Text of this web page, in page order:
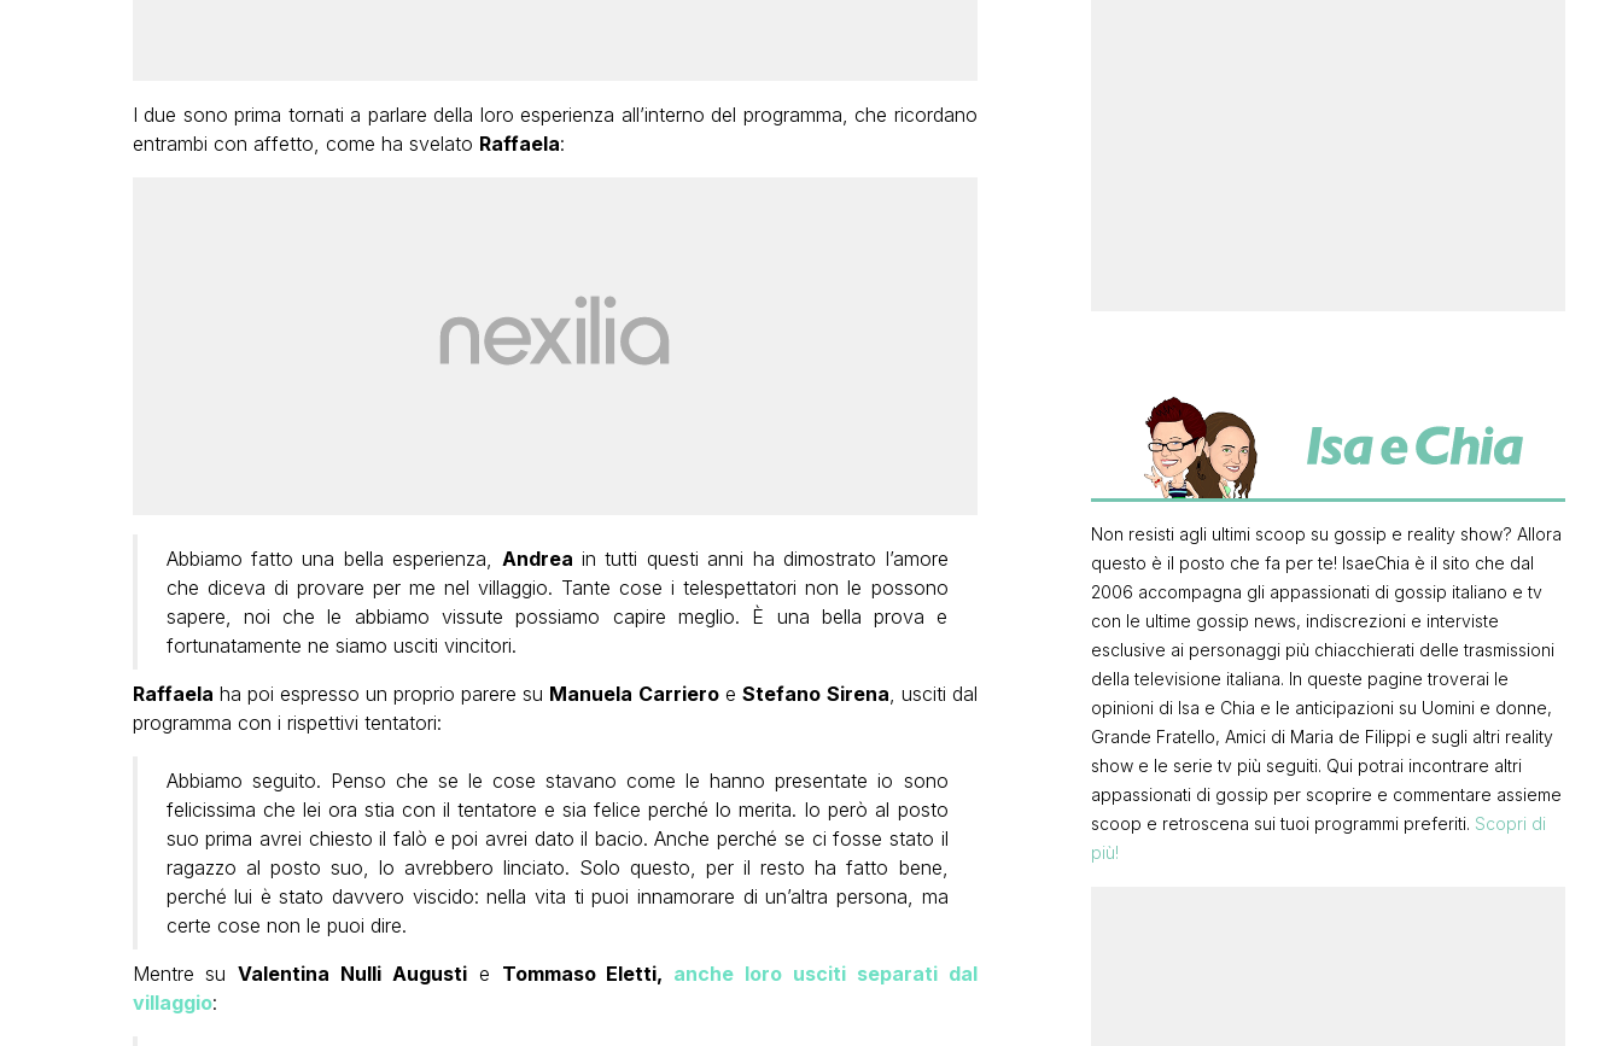
I due sono prima tornati a parlare della loro esperienza all’interno del programma, che ricordano
entrambi con affetto, come ha svelato Raffaela:
Abbiamo fatto una bella esperienza, Andrea in tutti questi anni ha dimostrato l’amore
che diceva di provare per me nel villaggio. Tante cose i telespettatori non le possono
sapere, noi che le abbiamo vissute possiamo capire meglio. È una bella prova e
fortunatamente ne siamo usciti vincitori.
Raffaela ha poi espresso un proprio parere su Manuela Carrieroe Stefano Sirena , usciti dal
programma con i rispettivi tentatori:
Abbiamo seguito. Penso che se le cose stavano come le hanno presentate io sono
felicissima che lei ora stia con il tentatore e sia felice perché lo merita. Io però al posto
suo prima avrei chiesto il falò e poi avrei dato il bacio. Anche perché se ci fosse stato il
ragazzo al posto suo, lo avrebbero linciato. Solo questo, per il resto ha fatto bene,
perché lui è stato davvero viscido: nella vita ti puoi innamorare di un’altra persona, ma
certe cose non le puoi dire.
Mentre suValentina Nulli Augustie Tommaso Eletti, anche loro usciti separati dal
villaggio:
Non resisti agli ultimi scoop su gossip e reality show? Allora
questo è il posto che fa per te! IsaeChia è il sito che dal
2006 accompagna gli appassionati di gossip italiano e tv
con le ultime gossip news, indiscrezioni e interviste
esclusive ai personaggi più chiacchierati delle trasmissioni
della televisione italiana. In queste pagine troverai le
opinioni di Isa e Chia e le anticipazioni su Uomini e donne,
Grande Fratello, Amici di Maria de Filippi e sugli altri reality
show e le serie tv più seguiti. Qui potrai incontrare altri
appassionati di gossip per scoprire e commentare assieme
scoop e retroscena sui tuoi programmi preferiti. Scopri di
più!